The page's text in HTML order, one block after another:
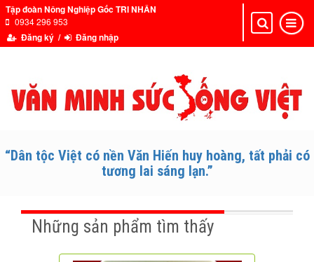
Tập đoàn Nông Nghiệp Gốc TRI NHÂN
0934 296 953
Đăng ký / Đăng nhập
Toggle
Toggle
navigation
“Dân tộc Việt có nền Văn Hiến huy hoàng, tất phải có
tương lai sáng lạn.”
Những sản phẩm tìm thấy